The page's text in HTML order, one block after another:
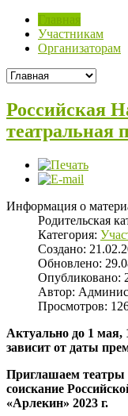
Главная
Участникам
Организаторам
Российская
театральная
Информация о
Родительская
Категория:
Создано:
Обновлено:
Опубликовано:
Автор:
Просмотров:
Актуально до 1 мая,
зависит от даты
Приглашаем театры
соискание
«Арлекин» 2023 г.